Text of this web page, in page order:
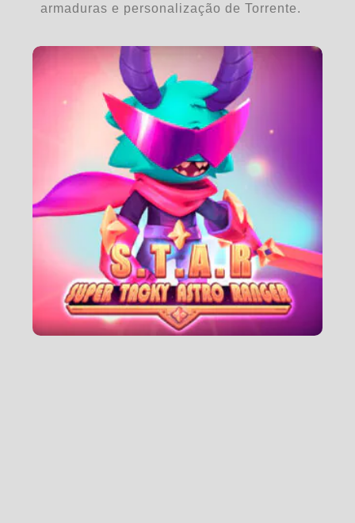
armaduras e personalização de Torrente.